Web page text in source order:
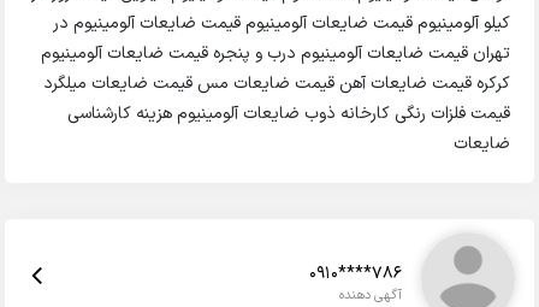
کیلو آلومینیوم قیمت ضایعات آلومینیوم قیمت ضایعات آلومینیوم در
تهران قیمت ضایعات آلومینیوم درب و پنجره قیمت ضایعات آلومینیوم
کرکره قیمت ضایعات آهن قیمت ضایعات مس قیمت ضایعات میلگرد
قیمت فلزات رنگی کارخانه ذوب ضایعات آلومینیوم هزینه کارشناسی
ضایعات
0910****786
آگهی دهنده